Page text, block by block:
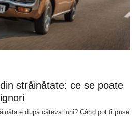
străinătate: ce se poate
după câteva luni? Când pot fi puse